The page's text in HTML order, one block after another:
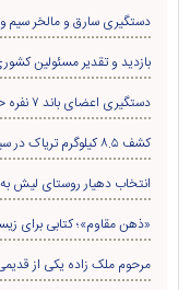
دستگیری سارق و مالخر سیم
بازدید و تقدیر مسئولین
دستگیری اعضای باند ۷ نفره حفاری غير مجاز درسیاهکل
کشف ۸.۵ کیلوگرم تریاک در سیاهکل/ قاچاقچی مواد مخدر دستگیر شد
انتخاب دهیار روستای لیش به
«ذهن مقاوم»؛ کتابی برای
مرحوم ملک زاده یکی از